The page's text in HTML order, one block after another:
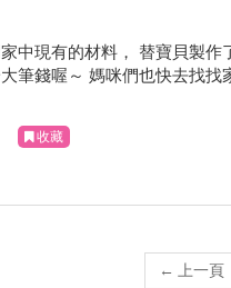
中現有的材料， 替寶貝製作
筆錢喔～ 媽咪們也快去找找
收藏
← 上一頁